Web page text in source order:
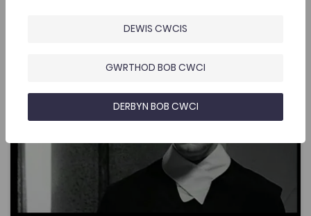
Ymadawiad Arthur (1994)
Ymadawiad Arthur (1994)
2.6K
Cymraeg
Ffilm
Teledu a Chyfryngau
Astudiaethau Ffilm
Ffilmiau a Dramau Unigol S4C
Wedi ei seilio yn y flwyddyn 2096 mae'r ffilm yn dilyn
DEWIS CWCIS
GWRTHOD BOB CWCI
DERBYN BOB CWCI